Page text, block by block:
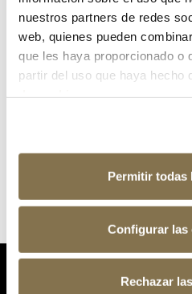
nuestros partners de redes
web, quienes pueden
que les haya proporcionado o
partir del uso que haya hecho
Permitir todas
Configurar las
Rechazar
¿Has olvidado tu contraseña?